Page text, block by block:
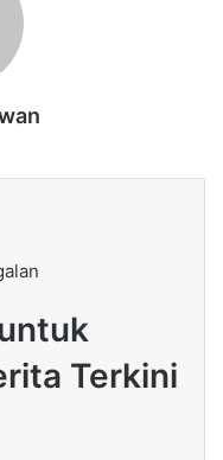
Terkini